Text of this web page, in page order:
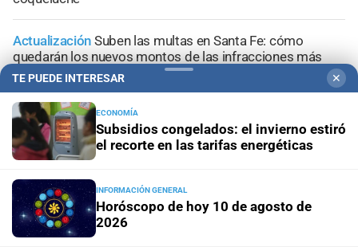
Actualización Suben las multas en Santa Fe: cómo
quedarán los nuevos montos de las infracciones más
comunes
TE PUEDE INTERESAR ✕
ECONOMÍA
Subsidios congelados: el invierno estiró
el recorte en las tarifas energéticas
INFORMACIÓN GENERAL
Horóscopo de hoy 10 de agosto de
2026